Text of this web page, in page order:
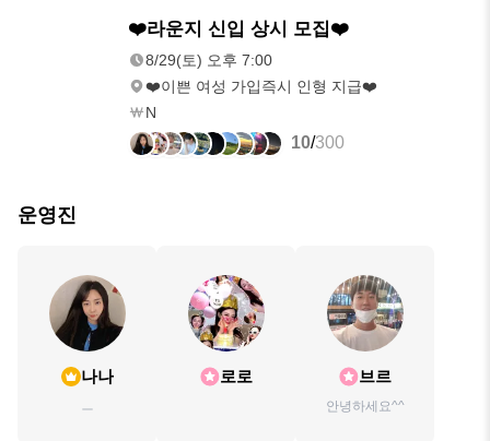
❤️라운지 신입 상시 모집❤️
8/29(토) 오후 7:00
❤️이쁜 여성 가입즉시 인형 지급❤️
N
10/300
운영진
나나
ㅡ
로로 브르
안녕하세요^^